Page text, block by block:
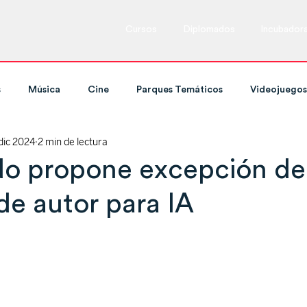
Música Cine Parques Temáticos Videojuegos
y Televisión Cursos Espectáculos en
Tecnología Expos y ferias
propone excepción de
autor para IA
2024 2 min de lectura